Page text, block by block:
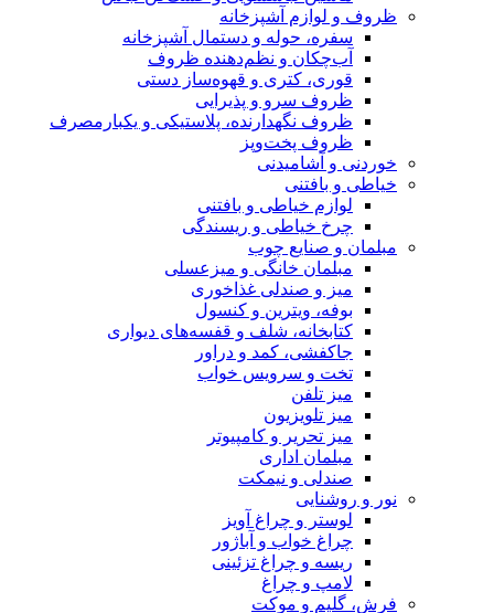
ظروف و لوازم آشپزخانه
سفره، حوله و دستمال آشپزخانه
آب‌چکان و نظم‌دهنده ظروف
قوری، کتری و قهوه‌ساز دستی
ظروف سرو و پذیرایی
ظروف نگهدارنده، پلاستیکی و یکبارمصرف
ظروف پخت‌وپز
خوردنی و آشامیدنی
خیاطی و بافتنی
لوازم خیاطی و بافتنی
چرخ خیاطی و ریسندگی
مبلمان و صنایع چوب
مبلمان خانگی و میزعسلی
میز و صندلی غذاخوری
بوفه، ویترین و کنسول
کتابخانه، شلف و قفسه‌های دیواری
جاکفشی، کمد و دراور
تخت و سرویس خواب
میز تلفن
میز تلویزیون
میز تحریر و کامپیوتر
مبلمان اداری
صندلی و نیمکت
نور و روشنایی
لوستر و چراغ آویز
چراغ خواب و آباژور
ریسه و چراغ تزئینی
لامپ و چراغ
فرش، گلیم و موکت